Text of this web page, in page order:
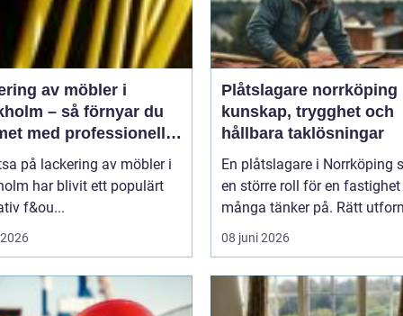
av möbler i
– så förnyar du
med professionell
på lackering av möbler i
har blivit ett populärt
f&ou...
Plåtslagare norrköping
kunskap, trygghet och
hållbara taklösningar
En plåtslagare i Norrköping
en större roll för en
många tänker på. Rätt
08 juni 2026